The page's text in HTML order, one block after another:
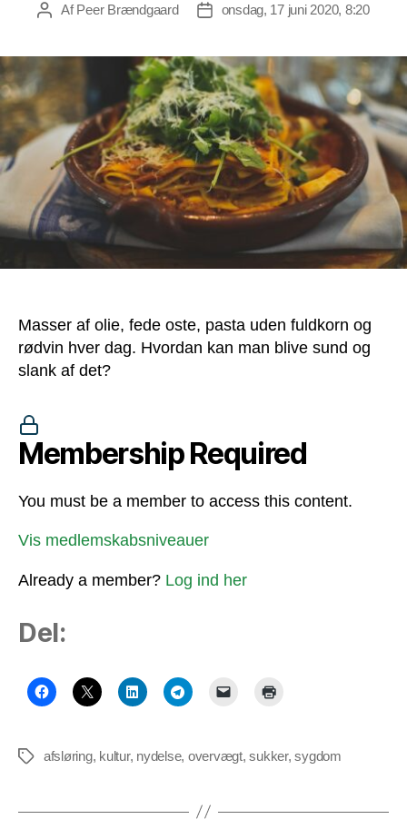
Indlægsforfatter
AfPeer Brændgaard Indlægsdato
onsdag, 17 juni 2020, 8:20
Masser af olie, fede oste, pasta uden fuldkorn og
rødvin hver dag. Hvordan kan man blive sund og
slank af det?
Membership Required
You must be a member to access this content.
Vis medlemskabsniveauer
Already a member? Log ind her
Del:
Tagsafsløring, kultur, nydelse, overvægt,sukker,sygdom